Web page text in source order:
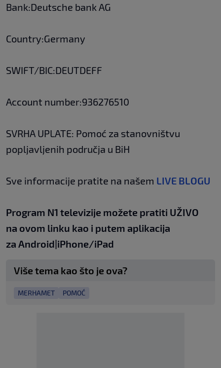
Bank:Deutsche bank AG
Country:Germany
SWIFT/BIC:DEUTDEFF
Account number:936276510
SVRHA UPLATE: Pomoć za stanovništvu
popljavljenih područja u BiH
Sve informacije pratite na našem LIVE BLOGU
Program N1 televizije možete pratiti UŽIVO
na ovom linku kao i putem aplikacija
za Android|iPhone/iPad
Više tema kao što je ova?
MERHAMET POMOĆ